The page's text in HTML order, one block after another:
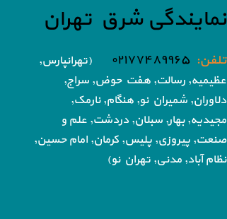
نمایندگی شرق تهران
تلفن: ۰۲۱۷۷۴۸۹۹۶۵
(تهرانپارس,
عظیمیه, رسالت, هفت حوض, سراج,
دلاوران, شمیران نو, هنگام, نارمک,
مجیدیه, بهار, سبلان, دردشت, علم و
صنعت, پیروزی, پلیس, کرمان, امام حسین,
نظام آباد, مدنی, تهران نو)